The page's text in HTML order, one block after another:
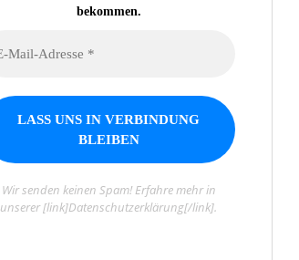
bekommen.
Wir senden keinen Spam! Erfahre mehr in
unserer [link]Datenschutzerklärung[/link].